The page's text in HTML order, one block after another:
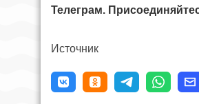
Телеграм.
Источник